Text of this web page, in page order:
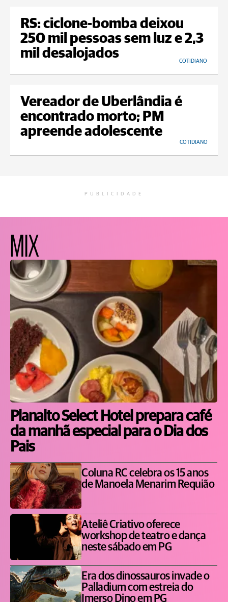
RS: ciclone-bomba deixou
250 mil pessoas sem luz e 2,3
mil desalojados
COTIDIANO
Vereador de Uberlândia é
encontrado morto; PM
apreende adolescente
COTIDIANO
PUBLICIDADE
MIX
Planalto Select Hotel prepara café
da manhã especial para o Dia dos
Pais
Coluna RC celebra os 15 anos
de Manoela Menarim Requião
Ateliê Criativo oferece
workshop de teatro e dança
neste sábado em PG
Era dos dinossauros invade o
Palladium com estreia do
Imerso Dino em PG